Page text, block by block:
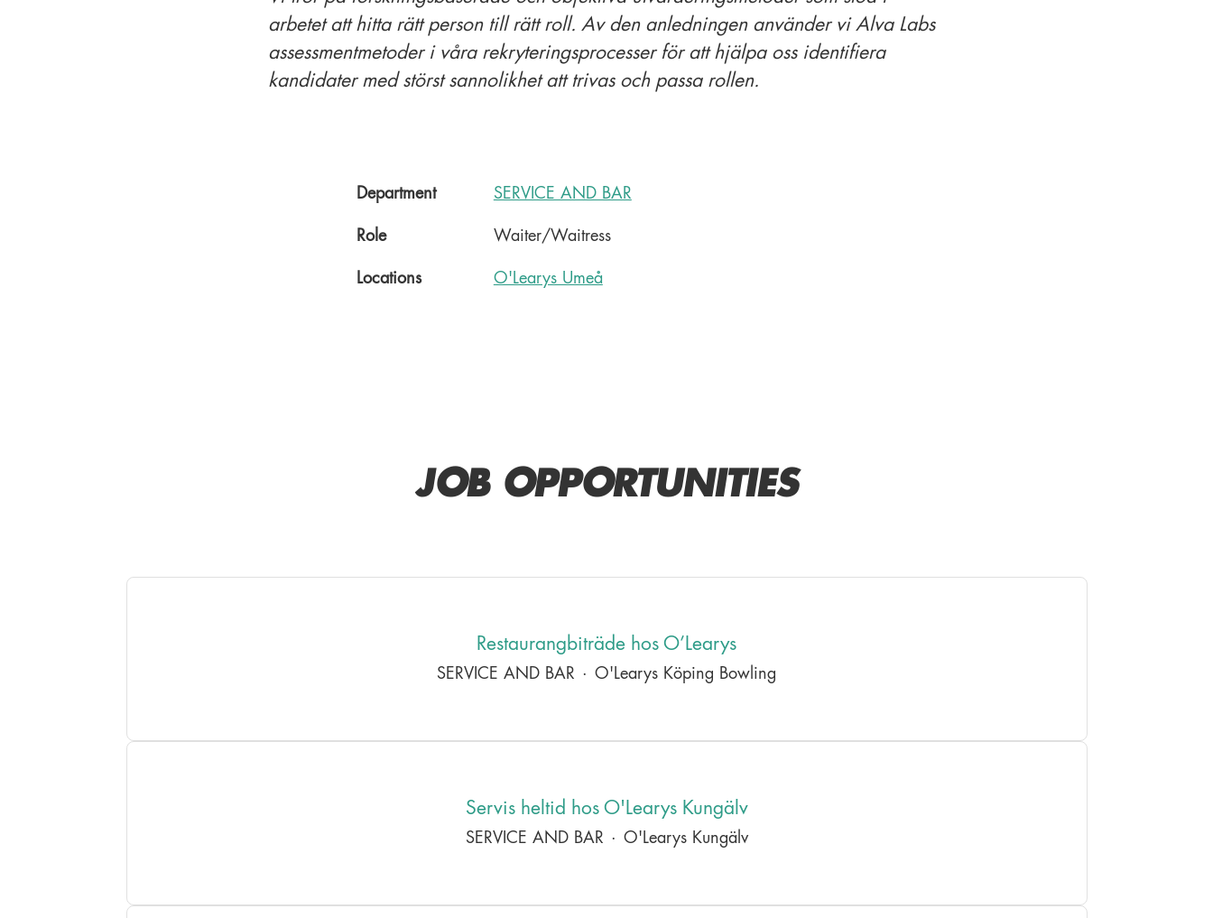
arbetet att hitta rätt person till rätt roll. Av den anledningen använder vi Alva Labs
assessmentmetoder i våra rekryteringsprocesser för att hjälpa oss identifiera
kandidater med störst sannolikhet att trivas och passa rollen.
Department SERVICE AND BAR
Role Waiter/Waitress
Locations O'Learys Umeå
JOB OPPORTUNITIES
Restaurangbiträde hos O’Learys
SERVICE AND BAR · O'Learys Köping Bowling
Servis heltid hos O'Learys Kungälv
SERVICE AND BAR · O'Learys Kungälv